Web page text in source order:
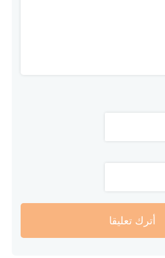
أترك تعليقا